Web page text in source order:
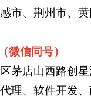
市、荆州市、
微信同号）
茅店山西路创
理、软件开发